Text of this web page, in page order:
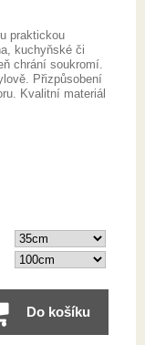
praktickou
kuchyňské či
chrání soukromí.
Přizpůsobení
Kvalitní materiál
Do košíku